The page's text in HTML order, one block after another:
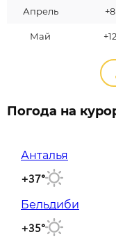
Апрель +8
Май +12
Погода на
Анталья
+37°
Бельдиби
+35°